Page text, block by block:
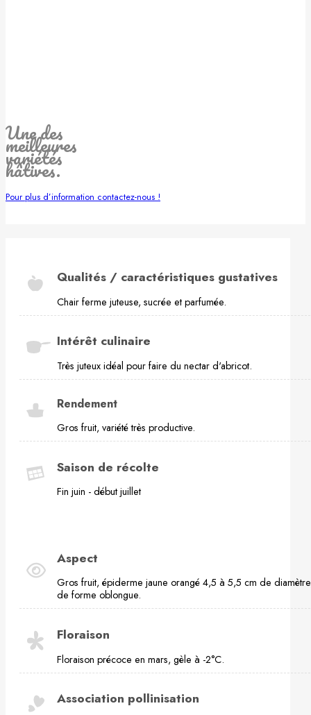
Une des
meilleures
variétés
hâtives.
Pour plus d’information contactez-nous !
Qualités / caractéristiques gustatives
Chair ferme juteuse, sucrée et parfumée.
Intérêt culinaire
Très juteux idéal pour faire du nectar d'abricot.
Rendement
Gros fruit, variété très productive.
Saison de récolte
Fin juin - début juillet
Aspect
Gros fruit, épiderme jaune orangé 4,5 à 5,5 cm de
de forme oblongue.
Floraison
Floraison précoce en mars, gèle à -2°C.
Association pollinisation